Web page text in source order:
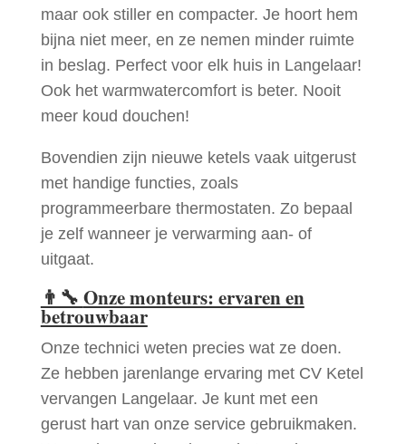
maar ook stiller en compacter. Je hoort hem
bijna niet meer, en ze nemen minder ruimte
in beslag. Perfect voor elk huis in Langelaar!
Ook het warmwatercomfort is beter. Nooit
meer koud douchen!
Bovendien zijn nieuwe ketels vaak uitgerust
met handige functies, zoals
programmeerbare thermostaten. Zo bepaal
je zelf wanneer je verwarming aan- of
uitgaat.
👨‍🔧 Onze monteurs: ervaren en
betrouwbaar
Onze technici weten precies wat ze doen.
Ze hebben jarenlange ervaring met CV Ketel
vervangen Langelaar. Je kunt met een
gerust hart van onze service gebruikmaken.